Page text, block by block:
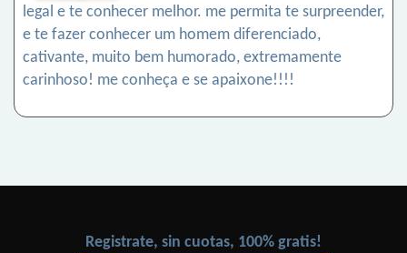
legal e te conhecer melhor. me permita te surpreender,
e te fazer conhecer um homem diferenciado,
cativante, muito bem humorado, extremamente
carinhoso! me conheça e se apaixone!!!!
Registrate, sin cuotas, 100% gratis!